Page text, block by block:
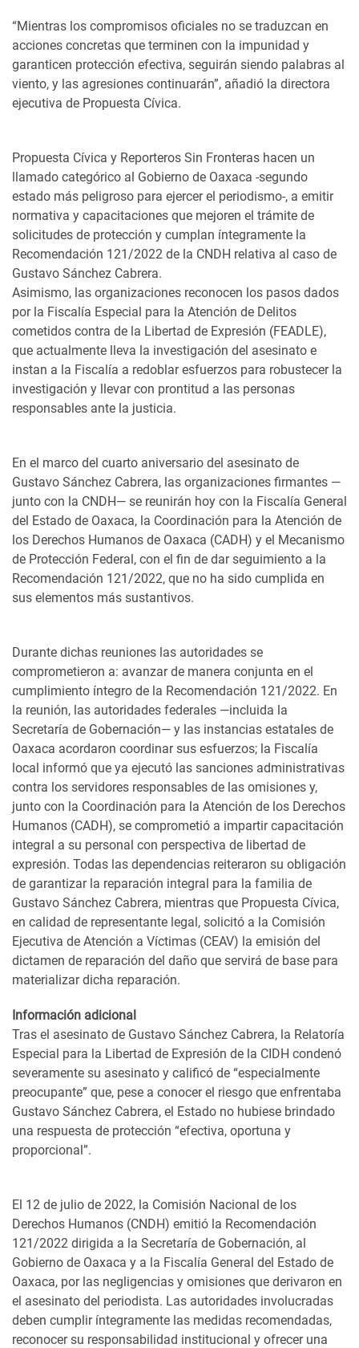
“Mientras los compromisos oficiales no se traduzcan en
acciones concretas que terminen con la impunidad y
garanticen protección efectiva, seguirán siendo palabras al
viento, y las agresiones continuarán”, añadió la directora
ejecutiva de Propuesta Cívica.
Propuesta Cívica y Reporteros Sin Fronteras hacen un
llamado categórico al Gobierno de Oaxaca -segundo
estado más peligroso para ejercer el periodismo-, a emitir
normativa y capacitaciones que mejoren el trámite de
solicitudes de protección y cumplan íntegramente la
Recomendación 121/2022 de la CNDH relativa al caso de
Gustavo Sánchez Cabrera.
Asimismo, las organizaciones reconocen los pasos dados
por la Fiscalía Especial para la Atención de Delitos
cometidos contra de la Libertad de Expresión (FEADLE),
que actualmente lleva la investigación del asesinato e
instan a la Fiscalía a redoblar esfuerzos para robustecer la
investigación y llevar con prontitud a las personas
responsables ante la justicia.
En el marco del cuarto aniversario del asesinato de
Gustavo Sánchez Cabrera, las organizaciones firmantes —
junto con la CNDH— se reunirán hoy con la Fiscalía General
del Estado de Oaxaca, la Coordinación para la Atención de
los Derechos Humanos de Oaxaca (CADH) y el Mecanismo
de Protección Federal, con el fin de dar seguimiento a la
Recomendación 121/2022, que no ha sido cumplida en
sus elementos más sustantivos.
Durante dichas reuniones las autoridades se
comprometieron a: avanzar de manera conjunta en el
cumplimiento íntegro de la Recomendación 121/2022. En
la reunión, las autoridades federales —incluida la
Secretaría de Gobernación— y las instancias estatales de
Oaxaca acordaron coordinar sus esfuerzos; la Fiscalía
local informó que ya ejecutó las sanciones administrativas
contra los servidores responsables de las omisiones y,
junto con la Coordinación para la Atención de los Derechos
Humanos (CADH), se comprometió a impartir capacitación
integral a su personal con perspectiva de libertad de
expresión. Todas las dependencias reiteraron su obligación
de garantizar la reparación integral para la familia de
Gustavo Sánchez Cabrera, mientras que Propuesta Cívica,
en calidad de representante legal, solicitó a la Comisión
Ejecutiva de Atención a Víctimas (CEAV) la emisión del
dictamen de reparación del daño que servirá de base para
materializar dicha reparación.
Información adicional
Tras el asesinato de Gustavo Sánchez Cabrera, la Relatoría
Especial para la Libertad de Expresión de la CIDH condenó
severamente su asesinato y calificó de “especialmente
preocupante” que, pese a conocer el riesgo que enfrentaba
Gustavo Sánchez Cabrera, el Estado no hubiese brindado
una respuesta de protección “efectiva, oportuna y
proporcional”.
El 12 de julio de 2022, la Comisión Nacional de los
Derechos Humanos (CNDH) emitió la Recomendación
121/2022 dirigida a la Secretaría de Gobernación, al
Gobierno de Oaxaca y a la Fiscalía General del Estado de
Oaxaca, por las negligencias y omisiones que derivaron en
el asesinato del periodista. Las autoridades involucradas
deben cumplir íntegramente las medidas recomendadas,
reconocer su responsabilidad institucional y ofrecer una